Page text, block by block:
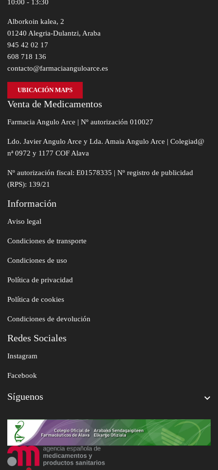
10:00 - 13:30
Alborkoin kalea, 2
01240 Alegria-Dulantzi, Araba
945 42 02 17
608 718 136
contacto@farmaciaanguloarce.es
UBICACIÓN MAPS
Venta de Medicamentos
Farmacia Angulo Arce | Nº autorización 010027
Ldo. Javier Angulo Arce y Lda. Amaia Angulo Arce | Colegiad@
nª 0972 y 1177 COF Alava
Nº autorización fiscal: E01578335 | Nº registro de publicidad
(RPS): 139/21
Información
Aviso legal
Condiciones de transporte
Condiciones de uso
Política de privacidad
Política de cookies
Condiciones de devolución
Redes Sociales
Instagram
Facebook
Síguenos 